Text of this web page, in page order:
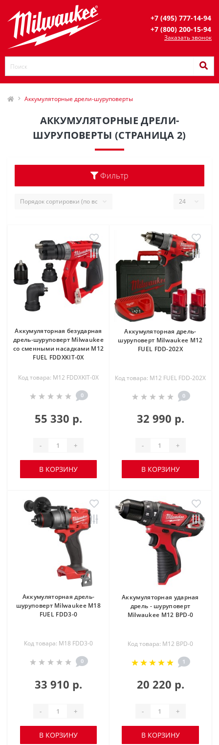
+7 (495) 777-14-94
+7 (800) 200-15-94
Заказать звонок
Аккумуляторные дрели-шуруповерты
АККУМУЛЯТОРНЫЕ ДРЕЛИ-
ШУРУПОВЕРТЫ (СТРАНИЦА 2)
Фильтр
Аккумуляторная безударная
дрель-шуруповерт Milwaukee
со сменными насадками M12
FUEL FDDXKIT-0X
Код товара: M12 FDDXKIT-0X
0
55 330 р.
- +
В КОРЗИНУ
Аккумуляторная дрель-
шуруповерт Milwaukee M12
FUEL FDD-202X
Код товара: M12 FUEL FDD-202X
0
32 990 р.
- +
В КОРЗИНУ
Аккумуляторная дрель-
шуруповерт Milwaukee M18
FUEL FDD3-0
Код товара: M18 FDD3-0
0
33 910 р.
- +
В КОРЗИНУ
Аккумуляторная ударная
дрель - шуруповерт
Milwaukee M12 BPD-0
Код товара: M12 BPD-0
1
20 220 р.
- +
В КОРЗИНУ